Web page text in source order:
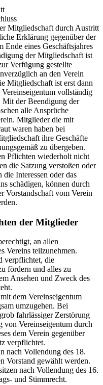
Mitgliedschaft durch Austritt
Erklärung gegenüber der
Ende eines Geschäftsjahres
der Mitgliedschaft ist
Verfügung gestellte
an den Verein
Mitgliedschaft ist erst dann
Vereinseigentum vollständig
Mit der Beendigung der
alle Ansprüche
Mitglieder die mit
waren haben bei
ihre Geschäfte
zu übergeben.
Pflichten wiederholt nicht
die Satzung verstoßen oder
Interessen oder das
schädigen, können durch
Vorstandschaft vom Verein
der Mitglieder
an allen
Vereins teilzunehmen.
verpflichtet, die
fördern und alles zu
Ansehen und Zweck des
dem Vereinseigentum
umzugehen. Bei
fahrlässiger Zerstörung
von Vereinseigentum durch
dem Verein gegenüber
verpflichtet.
nach Vollendung des 18.
Vorstand gewählt werden.
nach Vollendung des 16.
und Stimmrecht.